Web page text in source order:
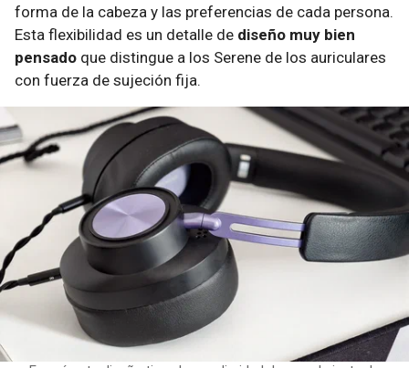
forma de la cabeza y las preferencias de cada persona.
Esta flexibilidad es un detalle de diseño muy bien
pensado que distingue a los Serene de los auriculares
con fuerza de sujeción fija.